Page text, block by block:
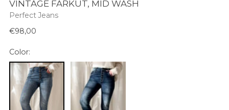
VINTAGE FARKUT, MID WASH
Perfect Jeans
Normaali
€98,00
Color: